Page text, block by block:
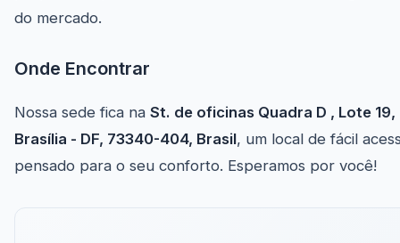
do mercado.
Onde Encontrar
Nossa sede fica na St. de oficinas Quadra D , Lote 19,
Brasília - DF, 73340-404, Brasil, um local de fácil
pensado para o seu conforto. Esperamos por você!